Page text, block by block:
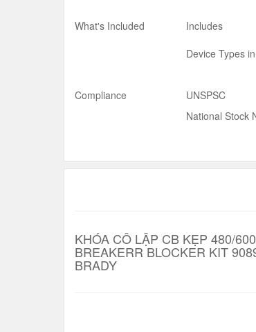
What's Included Includes
Device Types
Compliance UNSPSC
National Stock
KHÓA CÔ LẬP CB KẸP 480/
BREAKERR BLOCKER KIT
BRADY